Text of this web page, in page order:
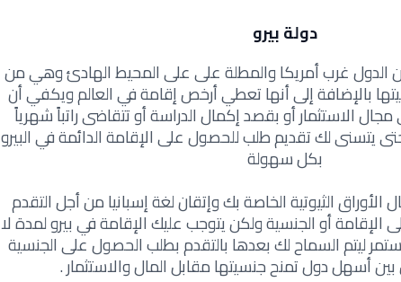
دولة بيرو
الدول غرب أمريكا والمطلة على على المحيط الهادئ وهي من
بالإضافة إلى أنها تعطي أرخص إقامة في العالم ويكفي أن
الاستثمار أو بقصد إكمال الدراسة أو تتقاضى راتباً شهرياً
أمريكي حتى يتسنى لك تقديم طلب للحصول على الإقامة الدائمة في البيرو
بكل سهولة
الثيوتية الخاصة بك وإتقان لغة إسبانيا من أجل التقدم
أو الجنسية ولكن يتوجب عليك الإقامة في بيرو لمدة لا
مستمر ليتم السماح لك بعدها بالتقدم بطلب الحصول على الجنسية
أسهل دول تمنح جنسيتها مقابل المال والاستثمار .